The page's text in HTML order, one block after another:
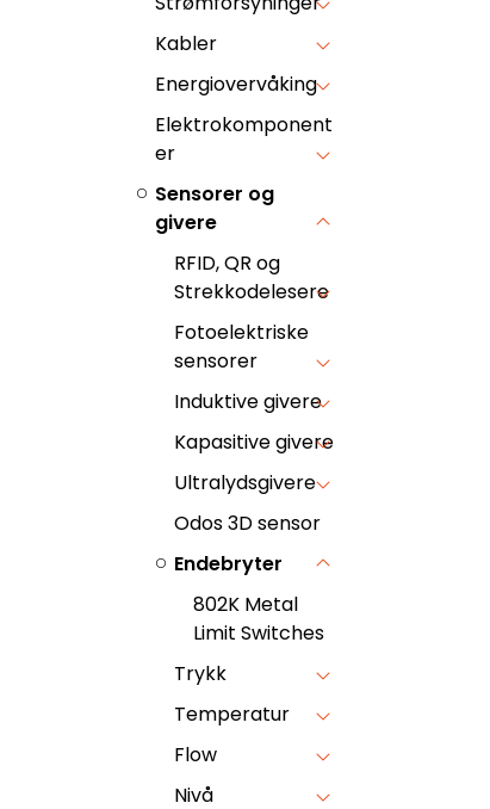
Kabler
Energiovervåking
Elektrokomponent
er
Sensorer og
givere
RFID, QR og
Strekkodelesere
Fotoelektriske
sensorer
Induktive givere
Kapasitive givere
Ultralydsgivere
Odos 3D sensor
Endebryter
802K Metal
Limit Switches
Trykk
Temperatur
Flow
Nivå